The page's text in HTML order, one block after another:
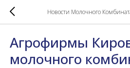
Новости Молочного
Агрофирмы
молочного